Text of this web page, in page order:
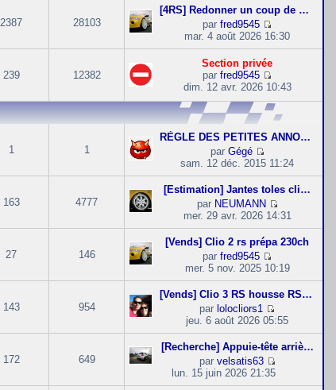
a
e
e
r
m
e
s
s
a
e
d
e
r
n
e
r
m
e
s
a
e
e
r
l
e
d
e
r
i
r
m
s
s
a
g
e
s
u
l
t
e
r
l
e
d
m
e
s
s
a
g
e
2387 28103
[4RS] Redonner un coup de neu…
par fred9545
C
s
u
l
t
e
l
d
e
r
n
i
m
s
s
a
g
e
mar. 4 août 2026 16:30
239 12382
Section privée
par fred9545
C
n
s
u
l
t
e
r
l
e
d
e
r
i
e
m
e
s
s
a
g
e
dim. 12 avr. 2026 10:43
1 1
RÈGLE DES PETITES ANNONCES
par Gégé
C
s
u
t
e
r
l
e
d
e
r
n
i
e
m
e
sam. 12 déc. 2015 11:24
163 4777
[Estimation] Jantes toles cli…
par NEUMANN
C
n
s
l
t
e
l
e
d
mer. 29 avr. 2026 14:31
27 146
[Vends] Clio 2 rs prépa 230ch
par fred9545
C
s
u
l
t
e
r
l
e
mer. 5 nov. 2025 10:19
143 954
[Vends] Clio 3 RS housse RS P…
par lolocliors1
C
s
l
jeu. 6 août 2026 05:55
172 649
[Recherche] Appuie-tête arriè…
par velsatis63
C
lun. 15 juin 2026 21:35